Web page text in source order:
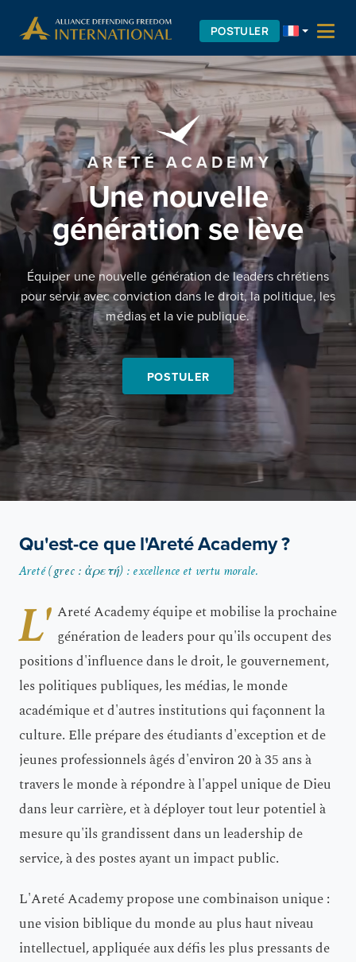
POSTULER
ARETÉ ACADEMY
Une nouvelle
génération se lève
Équiper une nouvelle génération de leaders chrétiens
pour servir avec conviction dans le droit, la politique, les
médias et la vie publique.
POSTULER
Qu'est-ce que l'Areté Academy ?
Areté(grec : ἀρετή): excellence et vertu morale.
L' Areté Academy équipe et mobilise la prochaine
génération de leaders pour qu'ils occupent des
positions d'influence dans le droit, le gouvernement,
les politiques publiques, les médias, le monde
académique et d'autres institutions qui façonnent la
culture. Elle prépare des étudiants d'exception et de
jeunes professionnels âgés d'environ 20 à 35 ans à
travers le monde à répondre à l'appel unique de Dieu
dans leur carrière, et à déployer tout leur potentiel à
mesure qu'ils grandissent dans un leadership de
service, à des postes ayant un impact public.
L'Areté Academy propose une combinaison unique :
une vision biblique du monde au plus haut niveau
intellectuel, appliquée aux défis les plus pressants de